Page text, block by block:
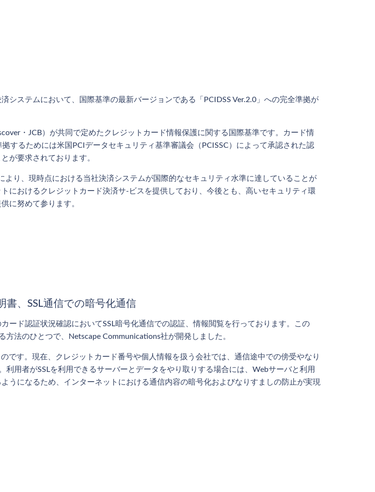
システムにおいて、国際基準の最新バージョンである「PCIDSS Ver.2.0」への完全準拠が
・JCB）が共同で定めたクレジットカード情報保護に関する国際基準です。カード情
するためには米国PCIデータセキュリティ基準審議会（PCISSC）によって承認された認
が要求されております。
り、現時点における当社決済システムが国際的なセキュリティ水準に達していることが
におけるクレジットカード決済サ-ビスを提供しており、今後とも、高いセキュリティ環
に努めて参ります。
、SSL通信での暗号化通信
ード認証状況確認においてSSL暗号化通信での認証、情報閲覧を行っております。この
法のひとつで、Netscape Communications社が開発しました。
です。現在、クレジットカード番号や個人情報を扱う会社では、通信途中での傍受やなり
用者がSSLを利用できるサーバーとデータをやり取りする場合には、Webサーバと利用
うになるため、インターネットにおける通信内容の暗号化およびなりすましの防止が実現